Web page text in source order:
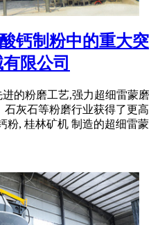
钙制粉中的重大突
限公司
的粉磨工艺,强力超细雷蒙磨
灰石等粉磨行业获得了更高
粉, 桂林矿机 制造的超细雷蒙